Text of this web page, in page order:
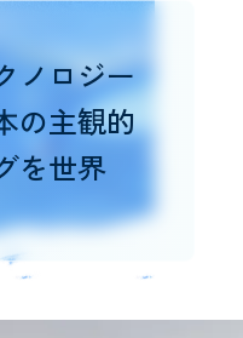
ノロジー
の主観的
を世界